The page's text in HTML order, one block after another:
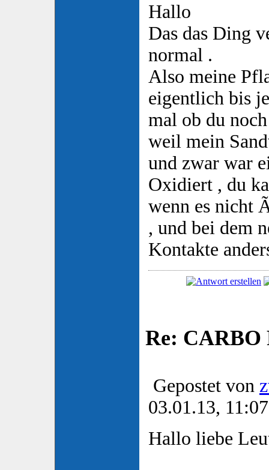
Hallo
Das das Ding
normal .
Also meine
eigentlich bis
mal ob du
weil mein
und zwar war
Oxidiert , du
wenn es nicht
, und bei dem
Kontakte
Re: CARBO
Gepostet von
03.01.13, 11:07
Hallo liebe